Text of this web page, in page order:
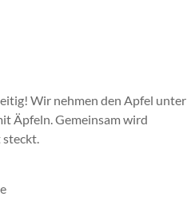
Wir nehmen den Apfel unter
Äpfeln. Gemeinsam wird
steckt.